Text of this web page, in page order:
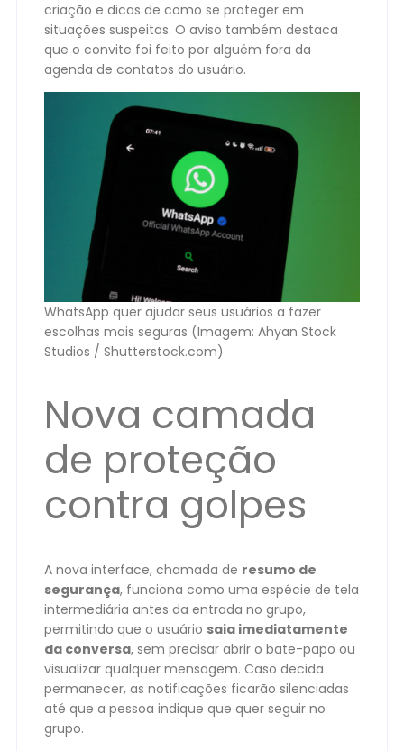
criação e dicas de como se proteger em
situações suspeitas. O aviso também destaca
que o convite foi feito por alguém fora da
agenda de contatos do usuário.
WhatsApp quer ajudar seus usuários a fazer
escolhas mais seguras (Imagem: Ahyan Stock
Studios / Shutterstock.com)
Nova camada
de proteção
contra golpes
A nova interface, chamada de resumo de
segurança, funciona como uma espécie de tela
intermediária antes da entrada no grupo,
permitindo que o usuário saia imediatamente
da conversa, sem precisar abrir o bate-papo ou
visualizar qualquer mensagem. Caso decida
permanecer, as notificações ficarão silenciadas
até que a pessoa indique que quer seguir no
grupo.